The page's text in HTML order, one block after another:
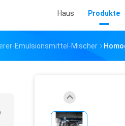
Haus Produkte
Emulsionsmittel-Mischer